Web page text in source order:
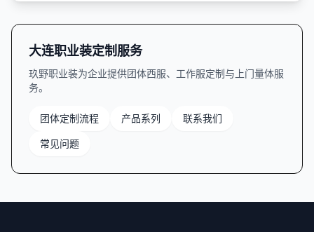
大连职业装定制服务
玖野职业装为企业提供团体西服、工作服定制与上门量体服
务。
团体定制流程 产品系列 联系我们
常见问题